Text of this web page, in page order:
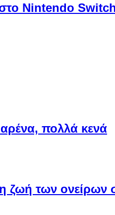
Nintendo
πολλά κενά
ζωή των ονείρων